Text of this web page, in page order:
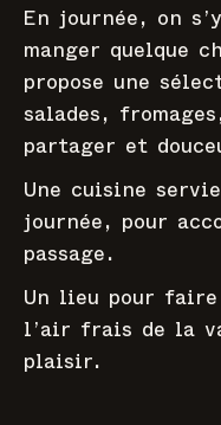
En journée, on
manger quelque
propose une
salades,
partager et
Une cuisine
journée, pour
passage.
Un lieu pour
l’air frais de la
plaisir.